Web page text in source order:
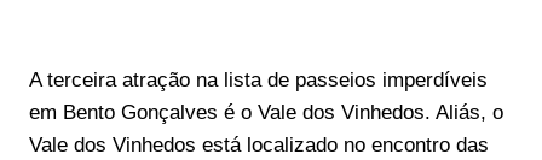
A terceira atração na lista de passeios imperdíveis
em Bento Gonçalves é o Vale dos Vinhedos. Aliás, o
Vale dos Vinhedos está localizado no encontro das